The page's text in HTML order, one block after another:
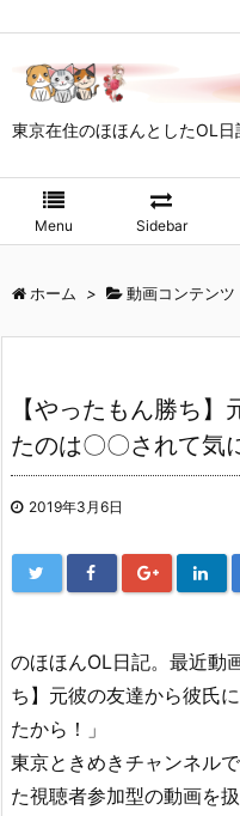
東京在住のほほんとしたOL日
Menu Sidebar
ホーム > 動画コンテンツ
【やったもん勝ち
たのは〇〇されて気
2019年3月6日
のほほんOL日記。最近動
ち】元彼の友達から彼氏
たから！」
東京ときめきチャンネル
た視聴者参加型の動画を